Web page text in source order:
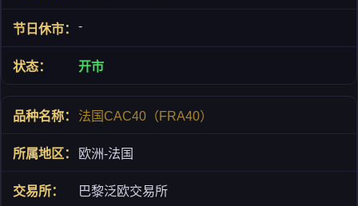
-
开市
法国CAC40（FRA40）
欧洲-法国
巴黎泛欧交易所